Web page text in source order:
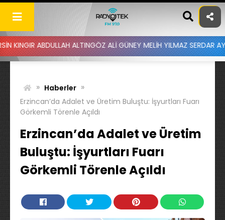
Skip
content
ALTINGÖZ ALİ GÜNEY MELİH YILMAZ SERDAR AYDIN
» Haberler »
Erzincan’da Adalet ve Üretim Buluştu: İşyurtları Fuarı
Görkemli Törenle Açıldı
Erzincan’da Adalet ve Üretim
Buluştu: İşyurtları Fuarı
Görkemli Törenle Açıldı